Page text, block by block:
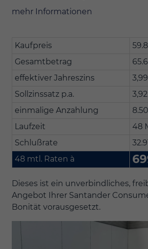
mehr Informationen
Kaufpreis
Gesamtbetrag
effektiver Jahreszins
Sollzinssatz p.a.
einmalige Anzahlung
Laufzeit
48
Schlußrate
48 mtl. Raten à
Dieses ist ein unverbindliches,
Angebot Ihrer Santander
Bonität vorausgesetzt.